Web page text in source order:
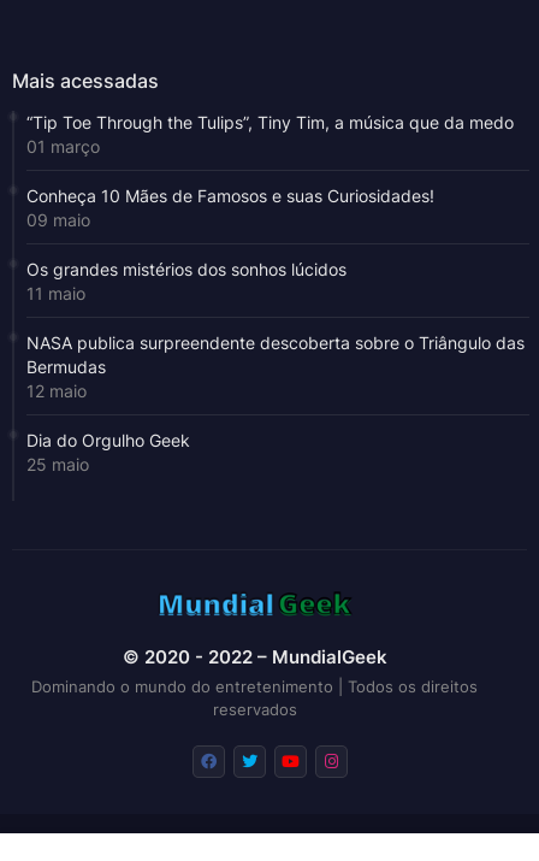
Mais acessadas
“Tip Toe Through the Tulips”, Tiny Tim, a música que da medo
01 março
Conheça 10 Mães de Famosos e suas Curiosidades!
09 maio
Os grandes mistérios dos sonhos lúcidos
11 maio
NASA publica surpreendente descoberta sobre o Triângulo das
Bermudas
12 maio
Dia do Orgulho Geek
25 maio
© 2020 - 2022 – MundialGeek
Dominando o mundo do entretenimento | Todos os direitos
reservados